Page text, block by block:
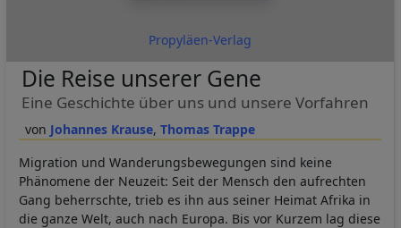
Propyläen-Verlag
Johannes Krause Thomas Trappe
Die Reise unserer Gene
Eine Geschichte über uns und unsere Vorfahren
Migration und Wanderungsbewegungen sind keine
Phänomene der Neuzeit: Seit der Mensch den aufrechten
Gang beherrschte, trieb es ihn aus seiner Heimat Afrika in
die ganze Welt, auch nach Europa. Bis vor Kurzem lag diese